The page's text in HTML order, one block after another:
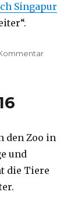
Singapur
zu
Perth
den Zoo in
und
die Tiere